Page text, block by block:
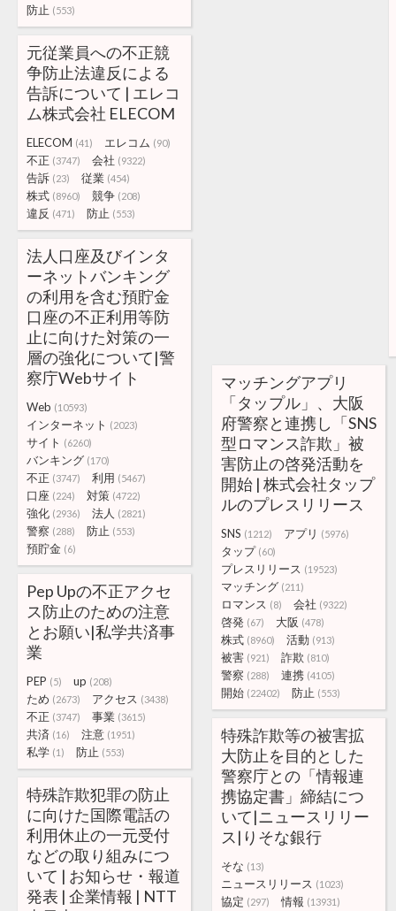
防止 (553)
元従業員への不正競
争防止法違反による
告訴について | エレコ
ム株式会社 ELECOM
ELECOM (41) エレコム (90)
不正 (3747) 会社 (9322)
告訴 (23) 従業 (454)
株式 (8960) 競争 (208)
違反 (471) 防止 (553)
法人口座及びインタ
ーネットバンキング
の利用を含む預貯金
口座の不正利用等防
止に向けた対策の一
層の強化について|警
察庁Webサイト
Web (10593)
インターネット (2023)
サイト (6260)
バンキング (170)
不正 (3747) 利用 (5467)
口座 (224) 対策 (4722)
強化 (2936) 法人 (2821)
警察 (288) 防止 (553)
預貯金 (6)
マッチングアプリ
「タップル」、大阪
府警察と連携し「SNS
型ロマンス詐欺」被
害防止の啓発活動を
開始 | 株式会社タップ
ルのプレスリリース
SNS (1212) アプリ (5976)
タップ (60)
プレスリリース (19523)
マッチング (211)
ロマンス (8) 会社 (9322)
啓発 (67) 大阪 (478)
株式 (8960) 活動 (913)
被害 (921) 詐欺 (810)
警察 (288) 連携 (4105)
開始 (22402) 防止 (553)
Pep Upの不正アクセ
ス防止のための注意
とお願い|私学共済事
業
PEP (5) up (208)
ため (2673) アクセス (3438)
不正 (3747) 事業 (3615)
共済 (16) 注意 (1951)
私学 (1) 防止 (553)
特殊詐欺等の被害拡
大防止を目的とした
警察庁との「情報連
携協定書」締結につ
いて|ニュースリリー
ス|りそな銀行
そな (13)
ニュースリリース (1023)
協定 (297) 情報 (13931)
特殊詐欺犯罪の防止
に向けた国際電話の
利用休止の一元受付
などの取り組みにつ
いて | お知らせ・報道
発表 | 企業情報 | NTT